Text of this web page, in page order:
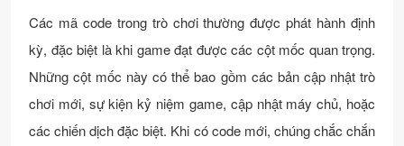
Các mã code trong trò chơi thường được phát hành định
kỳ, đặc biệt là khi game đạt được các cột mốc quan trọng.
Những cột mốc này có thể bao gồm các bản cập nhật trò
chơi mới, sự kiện kỷ niệm game, cập nhật máy chủ, hoặc
các chiến dịch đặc biệt. Khi có code mới, chúng chắc chắn